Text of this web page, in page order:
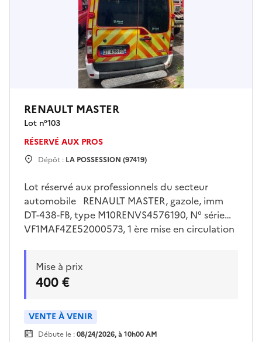
RENAULT MASTER
Lot n°103
RÉSERVÉ AUX PROS
Dépôt : LA POSSESSION (97419)
Lot réservé aux professionnels du secteur
automobile RENAULT MASTER, gazole, imm
DT-438-FB, type M10RENVS4576190, N° série
VF1MAF4ZE52000573, 1 ère mise en circulation
booster Enlèvement sur plateau à la charge de
l'acquéreur et sur rendez vous
Mise à prix
400 €
VENTE À VENIR
Débute le :08/24/2026, à 10h00 AM